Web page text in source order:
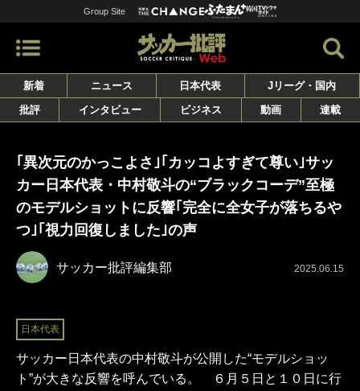
Group Site
新着 ニュース 日本代表
Jリーグ・国内
批評
インタビュー ビジネス 動画 連載
｢異次元のかっこよさ｣｢カッコよすぎて尊い｣サッ
カー日本代表・中村敬斗の“ブラックコーデ”至極
のモデルショットに反響｢完全に全女子が落ちるや
つ｣｢視力回復しました｣の声
サッカー批評編集部 2025.06.15
日本代表
サッカー日本代表の中村敬斗が公開した“モデルショッ
ト”が大きな反響を呼んでいる。 ６月５日と１０日に行